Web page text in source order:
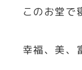
このお堂で
幸福、美、